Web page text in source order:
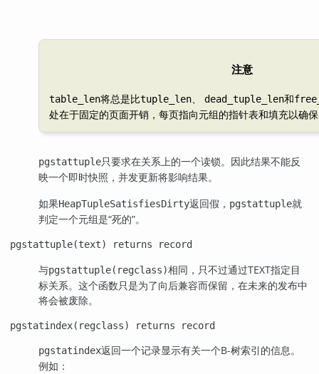
注意
table_len将总是比tuple_len dead_tuple_len和
处在于固定的页面开销，每页指向元组的指针表和填充以确
pgstattuple只要求在关系上的一个读锁。因此结果不能反
映一个即时快照，并发更新将影响结果。
如果HeapTupleSatisfiesDirty返回假， pgstattuple就
判定一个元组是“死的”。
pgstattuple(text) returns record
与pgstattuple(regclass)相同，只不过通过TEXT指定目
标关系。这个函数只是为了向后兼容而保留，在未来的发布中
将会被废除。
pgstatindex(regclass) returns record
pgstatindex返回一个记录显示有关一个B-树索引的信息。
例如：